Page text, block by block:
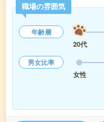
職場の雰囲気
年齢層
20代
男女比率
女性